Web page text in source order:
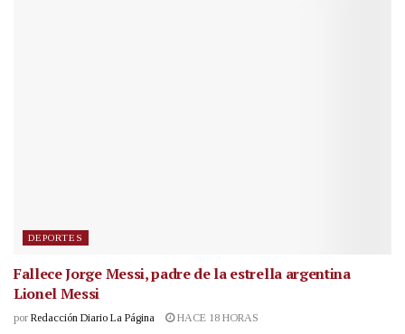
DEPORTES
Fallece Jorge Messi, padre de la estrella argentina
Lionel Messi
por Redacción Diario La Página HACE 18 HORAS